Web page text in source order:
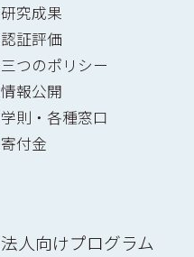
研究成果
認証評価
三つのポリシー
情報公開
学則・各種窓口
寄付金
法人向けプログラム